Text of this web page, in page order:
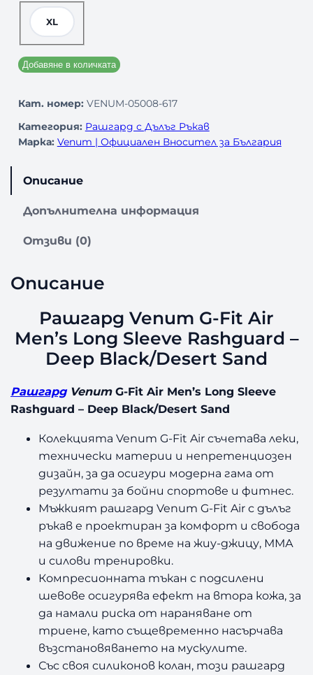
XL
Добавяне в количката
Кат. номер: VENUM-05008-617
Категория: Рашгард с Дълъг Ръкав
Марка: Venum | Официален Вносител за България
Описание
Допълнителна информация
Отзиви (0)
Описание
Рашгард Venum G-Fit Air
Men’s Long Sleeve Rashguard –
Deep Black/Desert Sand
РашгардVenumG-Fit Air Men’s Long Sleeve
Rashguard – Deep Black/Desert Sand
Колекцията Venum G-Fit Air съчетава леки,
технически материи и непретенциозен
дизайн, за да осигури модерна гама от
резултати за бойни спортове и фитнес.
Мъжкият рашгард Venum G-Fit Air с дълъг
ръкав е проектиран за комфорт и свобода
на движение по време на жиу-джицу, ММА
и силови тренировки.
Компресионната тъкан с подсилени
шевове осигурява ефект на втора кожа, за
да намали риска от нараняване от
триене, като същевременно насърчава
възстановяването на мускулите.
Със своя силиконов колан, този рашгард